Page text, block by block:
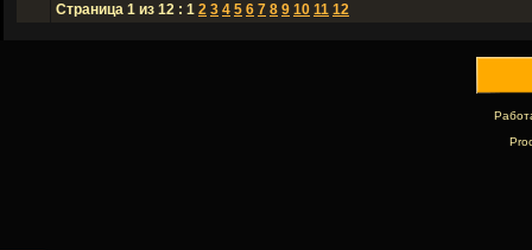
Страница 1 из 12 : 1 2 3 4 5 6 7 8 9 10 11 12